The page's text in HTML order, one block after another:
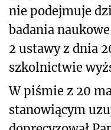
nie podejmuje
badania
2 ustawy z dnia
szkolnictwie
W piśmie z 20
stanowiącym